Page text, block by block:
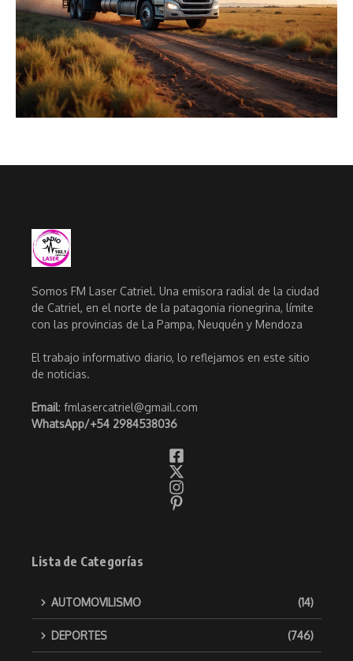
Somos FM Laser Catriel. Una emisora radial de la ciudad
de Catriel, en el norte de la patagonia rionegrina, límite
con las provincias de La Pampa, Neuquén y Mendoza
El trabajo informativo diario, lo reflejamos en este sitio
de noticias.
Email: fmlasercatriel@gmail.com
WhatsApp/+54 2984538036
Lista de Categorías
AUTOMOVILISMO (14)
DEPORTES (746)